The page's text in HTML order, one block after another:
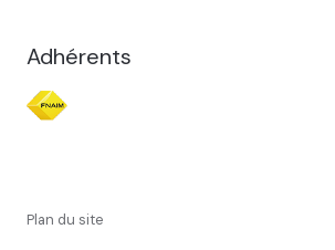
Adhérents
plan du site